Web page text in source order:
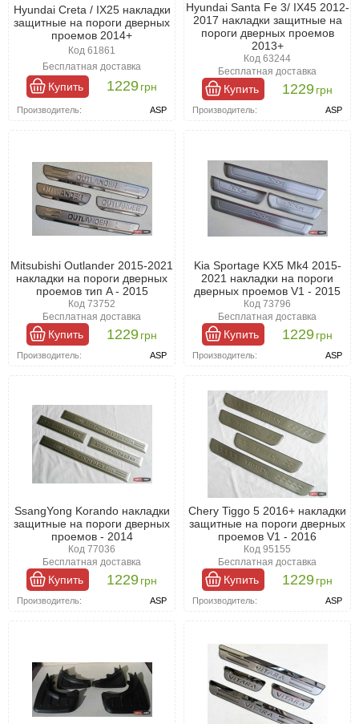
Hyundai Creta / IX25 накладки
защитные на пороги дверных
проемов 2014+
Код 61861
Бесплатная доставка
Купить 1229грн
Производитель: ASP
Hyundai Santa Fe 3/ IX45 2012-
2017 накладки защитные на
пороги дверных проемов
2013+
Код 63244
Бесплатная доставка
Купить 1229грн
Производитель: ASP
Mitsubishi Outlander 2015-2021
накладки на пороги дверных
проемов тип A - 2015
Код 73752
Бесплатная доставка
Купить 1229грн
Производитель: ASP
Kia Sportage KX5 Mk4 2015-
2021 накладки на пороги
дверных проемов V1 - 2015
Код 73796
Бесплатная доставка
Купить 1229грн
Производитель: ASP
SsangYong Korando накладки
защитные на пороги дверных
проемов - 2014
Код 77036
Бесплатная доставка
Купить 1229грн
Производитель: ASP
Chery Tiggo 5 2016+ накладки
защитные на пороги дверных
проемов V1 - 2016
Код 95155
Бесплатная доставка
Купить 1229грн
Производитель: ASP